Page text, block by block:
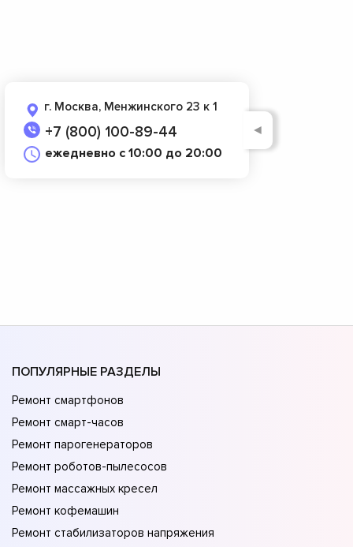
г. Москва, Менжинского 23 к 1
+7 (800) 100-89-44
ежедневно с 10:00 до 20:00
◄
ПОПУЛЯРНЫЕ РАЗДЕЛЫ
Ремонт смартфонов
Ремонт смарт-часов
Ремонт парогенераторов
Ремонт роботов-пылесосов
Ремонт массажных кресел
Ремонт кофемашин
Ремонт стабилизаторов напряжения